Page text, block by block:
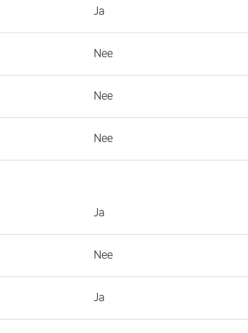
Ja
Nee
Nee
Nee
Ja
Nee
Ja